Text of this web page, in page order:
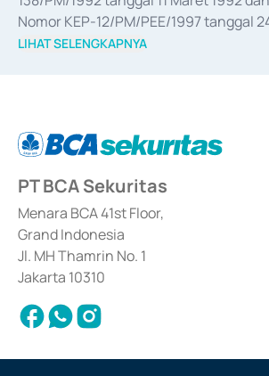
Nomor KEP-12/PM/PEE/1997 tanggal
merger, akuisisi, divestasi, dan
LIHAT SELENGKAPNYA
PT BCA Sekuritas
Menara BCA 41st Floor,
Grand Indonesia
Jl. MH Thamrin No. 1
Jakarta 10310